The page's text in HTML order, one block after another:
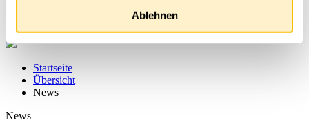
Ablehnen
Startseite
Übersicht
News
News